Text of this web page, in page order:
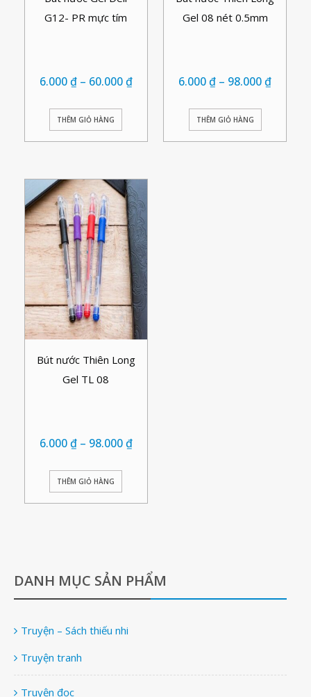
G12- PR mực tím
6.000₫– 60.000₫
THÊM GIỎ HÀNG
Gel 08 nét 0.5mm
6.000₫ – 98.000₫
THÊM GIỎ HÀNG
Bút nước Thiên Long
Gel TL 08
6.000₫– 98.000₫
THÊM GIỎ HÀNG
DANH MỤC SẢN PHẨM
Truyện – Sách thiếu nhi
Truyện tranh
Truyện đọc